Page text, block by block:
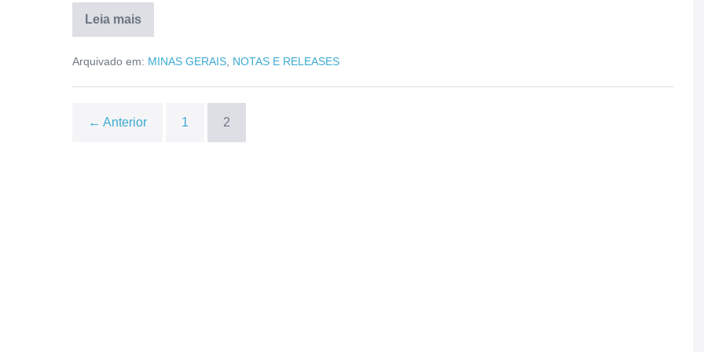
Leia mais
Arquivado em: MINAS GERAIS NOTAS E RELEASES
← Anterior 1 2